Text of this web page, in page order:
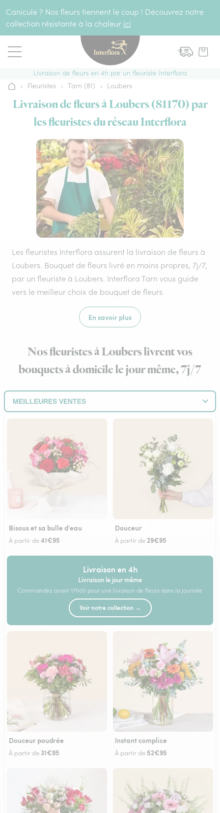
Canicule ? Nos fleurs tiennent le coup ! Découvrez notre
collection résistante à la chaleur ici
Livraison de fleurs en 4h par un fleuriste Interflora
Accueil
› Fleuristes › Tarn (81) › Loubers
Livraison de fleurs à Loubers (81170) par
les fleuristes du réseau Interflora
Les fleuristes Interflora assurent la livraison de fleurs à
Loubers. Bouquet de fleurs livré en mains propres, 7j/7,
par un fleuriste à Loubers. Interflora Tarn vous guide
vers le meilleur choix de bouquet de fleurs.
En savoir plus
Nos fleuristes à Loubers livrent vos
bouquets à domicile le jour même, 7j/7
Bisous et sa bulle d'eau
À partir de41€95
Douceur
À partir de29€95
Livraison en 4h
Livraison le jour même
Commandez avant 17h00 pour une livraison de fleurs dans la journée
Voir notre collection →
Douceur poudrée
À partir de 31€95
Instant complice
À partir de 52€95